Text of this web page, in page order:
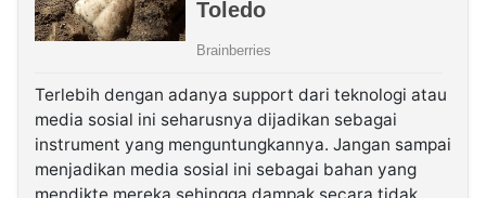
Terlebih dengan adanya support dari teknologi atau
media sosial ini seharusnya dijadikan sebagai
instrument yang menguntungkannya. Jangan sampai
menjadikan media sosial ini sebagai bahan yang